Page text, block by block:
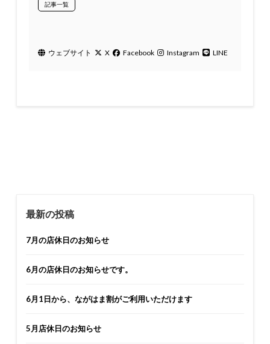
記事一覧
ウェブサイト X Facebook Instagram LINE
最新の投稿
7月の店休日のお知らせ
6月の店休日のお知らせです。
6月1日から、ながはま割がご利用いただけます
5月店休日のお知らせ